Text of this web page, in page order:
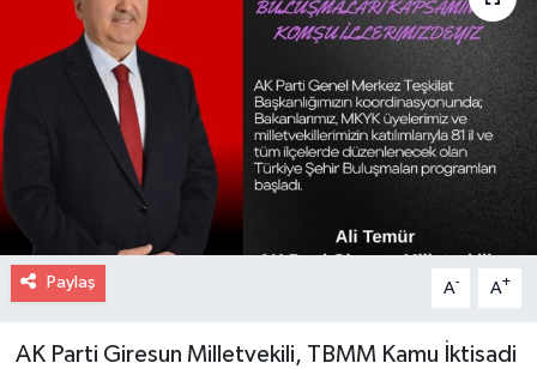
Paylaş A- A+
AK Parti Giresun Milletvekili, TBMM Kamu İktisadi